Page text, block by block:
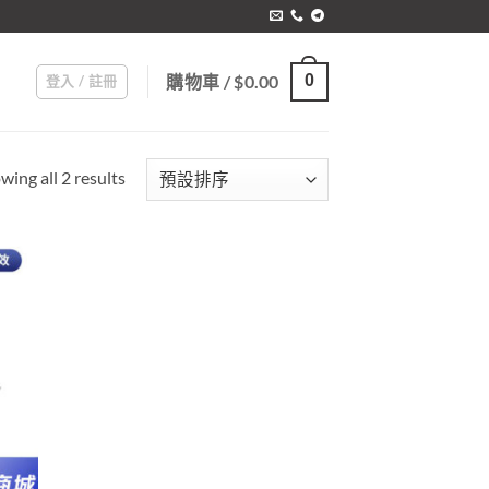
登入 / 註冊 購物車 /$0.00 0
all 2 results